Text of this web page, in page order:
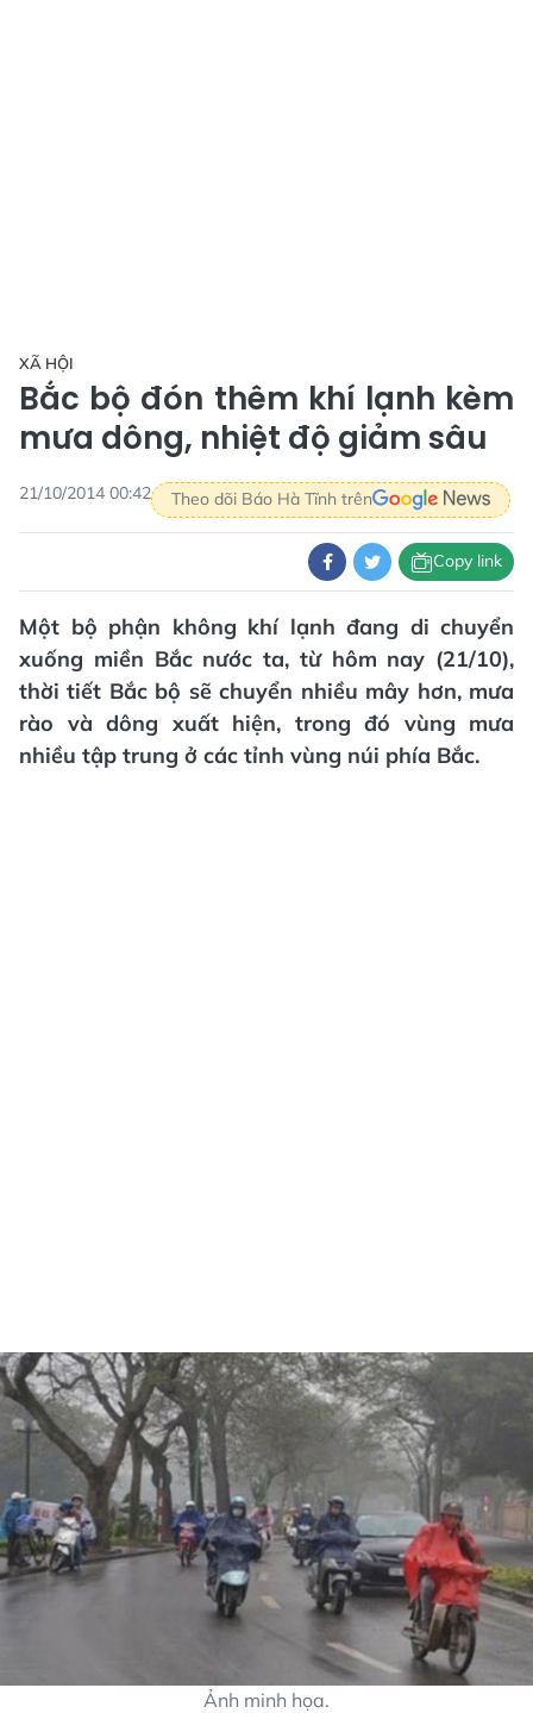
XÃ HỘI
Bắc bộ đón thêm khí lạnh kèm
mưa dông, nhiệt độ giảm sâu
21/10/2014 00:42 Theo dõi Báo Hà Tĩnh trên
Copy link
Một bộ phận không khí lạnh đang di chuyển
xuống miền Bắc nước ta, từ hôm nay (21/10),
thời tiết Bắc bộ sẽ chuyển nhiều mây hơn, mưa
rào và dông xuất hiện, trong đó vùng mưa
nhiều tập trung ở các tỉnh vùng núi phía Bắc.
Ảnh minh họa.